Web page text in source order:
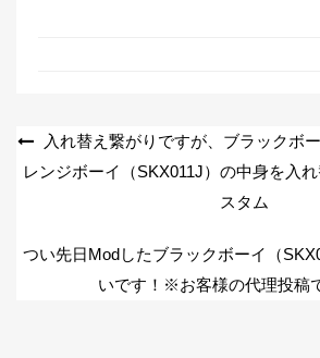
o
o
投
稿
入れ替え繋がりですが、ブラックボ
レンジボーイ（SKX011J）の中身を入
スタム
つい先日Modしたブラックボーイ（
いです！※お客様の代理投稿